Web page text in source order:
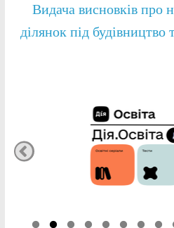
Видача висновків про
ділянок під